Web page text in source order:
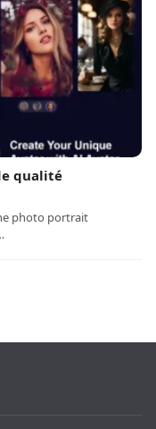
qualité
photo portrait